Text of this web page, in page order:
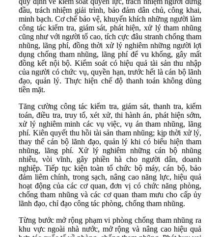
đầu, trách nhiệm giải trình, bảo đảm dân chủ, công khai,
minh bạch. Cơ chế bảo vệ, khuyến khích những người làm
công tác kiểm tra, giám sát, phát hiện, xử lý tham nhũng
cũng như với người tố cao, tích cực đâu stranh chống tham
nhũng, lãng phí, đồng thời xử lý nghiêm những người lợi
dụng chống tham nhũng, lãng phí để vu khống, gây mất
đồng kết nội bộ. Kiểm soát có hiệu quả tài sản thu nhập
của người có chức vụ, quyền hạn, trước hết là cán bộ lãnh
đạo, quản lý. Thực hiện chế độ thanh toán không dùng
tiền mặt.
Tăng cường công tác kiểm tra, giám sát, thanh tra, kiểm
toán, điều tra, truy tố, xét xử, thi hành án, phát hiện sớm,
xử lý nghiêm minh các vụ việc, vụ án tham nhũng, lãng
phí. Kiên quyết thu hồi tài sản tham nhũng; kịp thời xử lý,
thay thế cán bộ lãnh đạo, quản lý khi có biểu hiện tham
nhũng, lãng phí. Xử lý nghiêm những cán bộ nhũng
nhiễu, vòi vĩnh, gây phiền hà cho người dân, doanh
nghiệp. Tiếp tục kiện toàn tổ chức bộ máy, cán bộ, bảo
đảm liêm chính, trong sạch, nâng cao năng lực, hiệu quả
hoạt động của các cơ quan, đơn vị có chức năng phòng,
chống tham nhũng và các cơ quan tham mưu cho cấp ủy
lãnh đạo, chỉ đạo công tác phòng, chống tham nhũng.
Từng bước mở rộng phạm vi phòng chống tham nhũng ra
khu vực ngoài nhà nước, mở rộng và nâng cao hiệu quả